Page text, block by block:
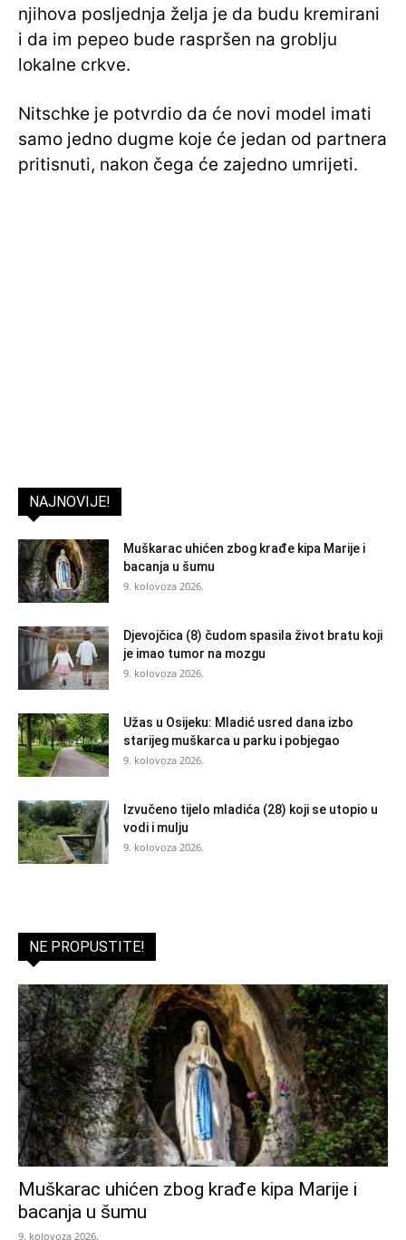
njihova posljednja želja je da budu kremirani
i da im pepeo bude raspršen na groblju
lokalne crkve.
Nitschke je potvrdio da će novi model imati
samo jedno dugme koje će jedan od partnera
pritisnuti, nakon čega će zajedno umrijeti.
NAJNOVIJE!
Muškarac uhićen zbog krađe kipa Marije i
bacanja u šumu
9. kolovoza 2026.
Djevojčica (8) čudom spasila život bratu koji
je imao tumor na mozgu
9. kolovoza 2026.
Užas u Osijeku: Mladić usred dana izbo
starijeg muškarca u parku i pobjegao
9. kolovoza 2026.
Izvučeno tijelo mladića (28) koji se utopio u
vodi i mulju
9. kolovoza 2026.
NE PROPUSTITE!
Muškarac uhićen zbog krađe kipa Marije i
bacanja u šumu
9. kolovoza 2026.